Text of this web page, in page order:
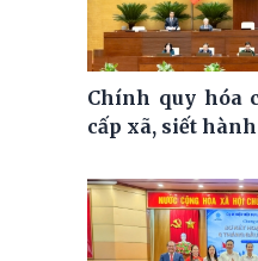
Chính quy hóa
cấp xã, siết